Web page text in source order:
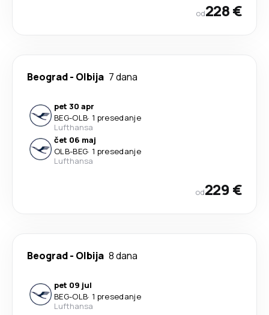
od228 €
Beograd- Olbija 7 dana
pet 30 apr
BEG-OLB· 1 presedanje
Lufthansa
čet 06 maj
OLB-BEG· 1 presedanje
Lufthansa
od229 €
Beograd- Olbija 8 dana
pet 09 jul
BEG-OLB· 1 presedanje
Lufthansa